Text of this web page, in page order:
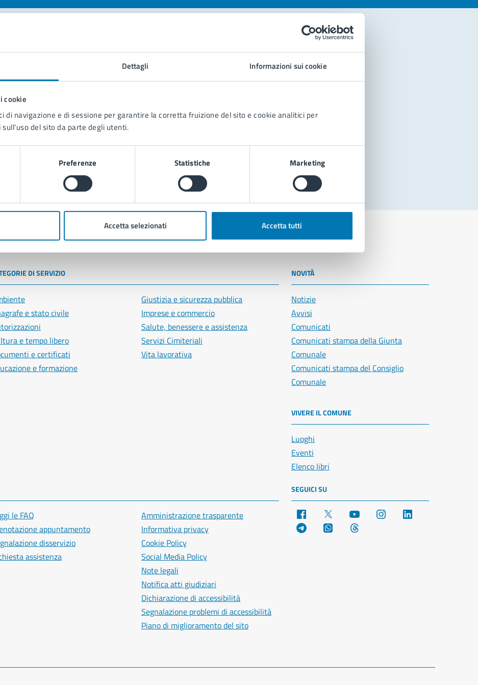
Dettagli Informazioni sui cookie
cookie
di navigazione e di sessione per garantire la corretta fruizione del sito e cookie analitici per
del sito da parte degli utenti.
Preferenze Statistiche Marketing
Accetta selezionati Accetta tutti
Contatta il comune
Richiedi assistenza
Prenota appuntamento
Problemi in città
Segnala disservizio
Napoli
DI SERVIZIO
e stato civile
e tempo libero
e certificati
e formazione
Giustizia e sicurezza pubblica
Imprese e commercio
Salute, benessere e assistenza
Servizi Cimiteriali
Vita lavorativa
NOVITÀ
Notizie
Avvisi
Comunicati
Comunicati stampa della Giunta
Comunale
Comunicati stampa del Consiglio
Comunale
VIVERE IL COMUNE
Luoghi
Eventi
Elenco libri
le FAQ
appuntamento
disservizio
assistenza
Amministrazione trasparente
Informativa privacy
Cookie Policy
Social Media Policy
Note legali
Notifica atti giudiziari
Dichiarazione di accessibilità
Segnalazione problemi di accessibilità
Piano di miglioramento del sito
SEGUICI SU
Facebook YouTube Instagram
Telegram WhatsApp